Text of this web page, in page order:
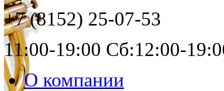
+7 (8152) 25-07-53
11:00-19:00 Сб:12:00-
О компании